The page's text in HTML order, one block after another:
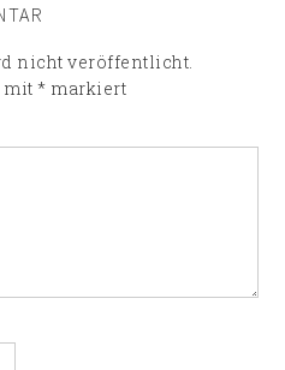
nicht veröffentlicht.
mit* markiert